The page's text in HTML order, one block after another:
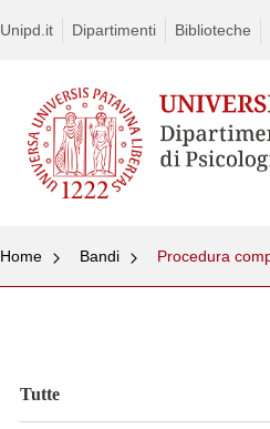
Unipd.it Dipartimenti Biblioteche
Home Bandi
Tutte